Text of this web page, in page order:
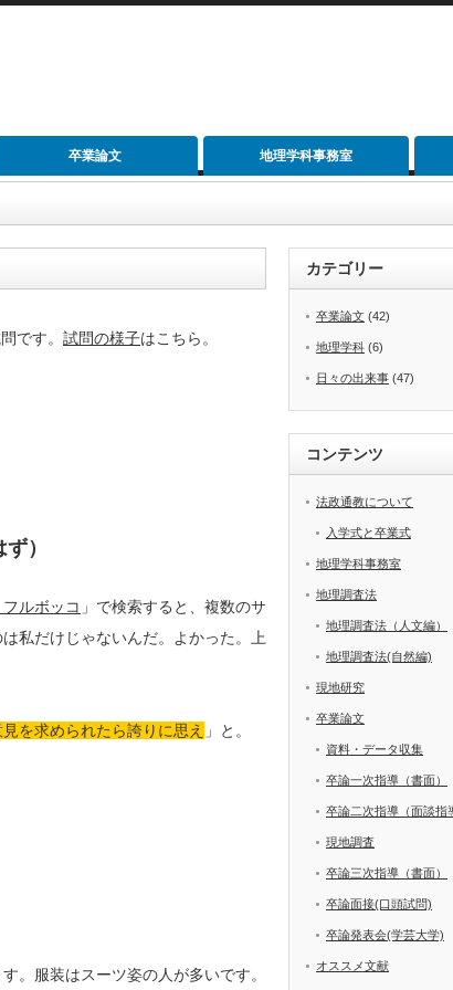
卒業論文 地理学科事務室
です。 試問の様子はこちら。
）
ルボッコ 」で検索すると、複数のサ
私だけじゃないんだ。よかった。上
を求められたら誇りに思え 」と。
。服装はスーツ姿の人が多いです。
カテゴリー
卒業論文 (42)
地理学科 (6)
日々の出来事 (47)
コンテンツ
法政通教について
入学式と卒業式
地理学科事務室
地理調査法
地理調査法（人文編）
地理調査法(自然編)
現地研究
卒業論文
資料・データ収集
卒論一次指導（書面）
卒論二次指導（面談指
現地調査
卒論三次指導（書面）
卒論面接(口頭試問)
卒論発表会(学芸大学)
オススメ文献